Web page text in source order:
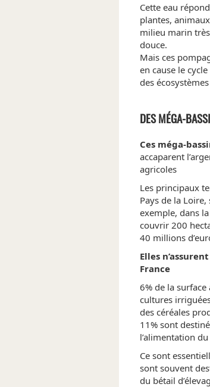
Cette eau
plantes,
milieu marin
douce.
Mais ces
en cause le
des
DES MÉGA-
Ces méga-
accaparent
agricoles
Les principaux
Pays de la
exemple, dans
couvrir 200
40 millions
Elles
France
6% de la
cultures
des céréales
11% sont
l’alimentation
Ce sont
sont souvent
du bétail